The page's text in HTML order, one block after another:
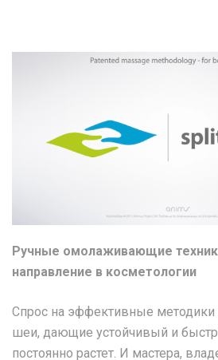
Ручные омолаживающие
направление в косметологии
Спрос на эффективные
шеи, дающие устойчивый и
постоянно растет. И мастера,